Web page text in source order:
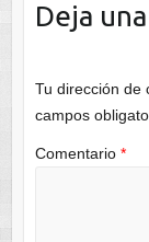
Deja
Tu dirección de
campos
Comentario *